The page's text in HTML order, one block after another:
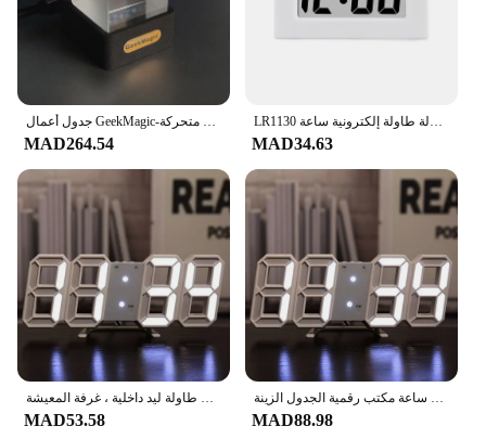
جدول أعمال GeekMagic-عرض صور مكعب كريستال ، سطح مكتب مجسم ، محطة الطقس الذكية ، ساعة رقمية مع ألبوم صور متحركة GIF
MAD264.54
LR1130 ساعة مكتب صغيرة تعمل بالبطارية تاريخ 12 ساعة عرض الوقت المحمولة طاولة إلكترونية ساعة LCD للسفر غرفة نوم السيارة
MAD34.63
ساعة حائط رقمية مع منبه إلكتروني ، ساعات مكتبية ، ديكور منزلي حديث ، ديكور غرفة النوم ، ساعات طاولة ليد داخلية ، غرفة المعيشة
MAD53.58
ثلاثية الأبعاد ساعة ليد التقويم ميزان الحرارة عرض ساعة الالكترونيات المنبهات غرفة نوم الديكور ساعة مكتب رقمية الجدول الزينة
MAD88.98